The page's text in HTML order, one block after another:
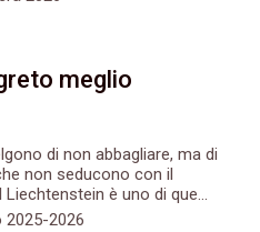
meglio
di non abbagliare, ma di
non seducono con il
è uno di que...
2025-2026